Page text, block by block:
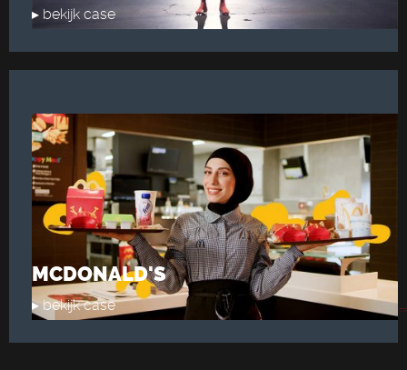
▸ bekijk case
MCDONALD'S
▸ bekijk case